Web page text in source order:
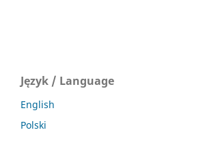
Język / Language
English
Polski